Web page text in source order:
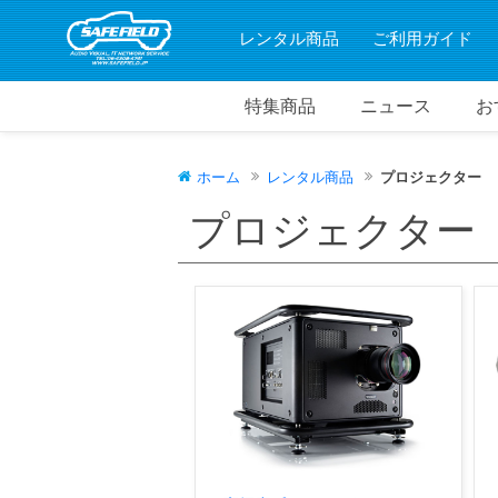
レンタル商品 ご利用ガイド
特集商品 ニュース お
ホーム レンタル商品 プロジェクター
プロジェクター